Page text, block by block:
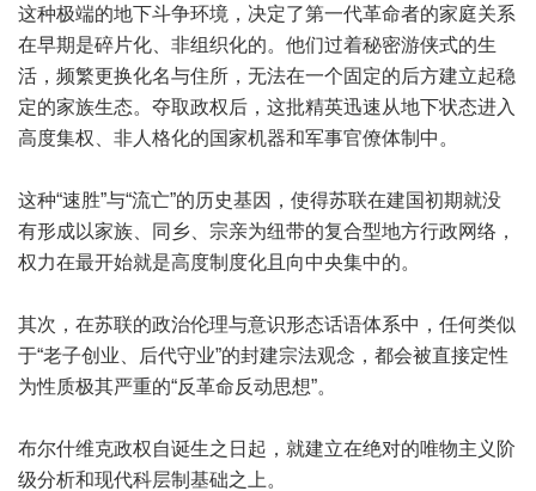
这种极端的地下斗争环境，决定了第一代革命者的家庭关系
在早期是碎片化、非组织化的。他们过着秘密游侠式的生
活，频繁更换化名与住所，无法在一个固定的后方建立起稳
定的家族生态。夺取政权后，这批精英迅速从地下状态进入
高度集权、非人格化的国家机器和军事官僚体制中。
这种“速胜”与“流亡”的历史基因，使得苏联在建国初期就没
有形成以家族、同乡、宗亲为纽带的复合型地方行政网络，
权力在最开始就是高度制度化且向中央集中的。
其次，在苏联的政治伦理与意识形态话语体系中，任何类似
于“老子创业、后代守业”的封建宗法观念，都会被直接定性
为性质极其严重的“反革命反动思想”。
布尔什维克政权自诞生之日起，就建立在绝对的唯物主义阶
级分析和现代科层制基础之上。